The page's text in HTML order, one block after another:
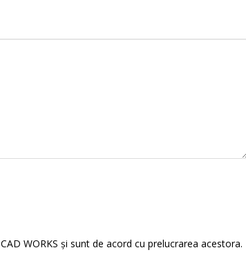
WORKS și sunt de acord cu prelucrarea acestora.